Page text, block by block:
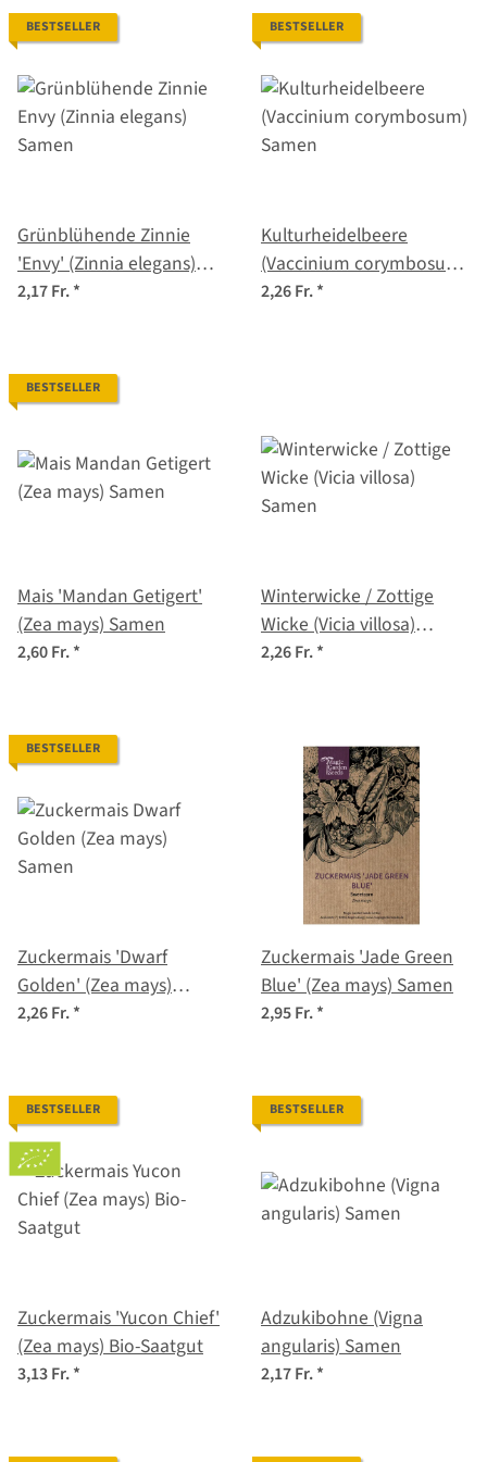
BESTSELLER
Grünblühende Zinnie
'Envy' (Zinnia elegans)
Samen
2,17 Fr.*
BESTSELLER
Kulturheidelbeere
(Vaccinium corymbosum)
Samen
2,26 Fr.*
BESTSELLER
Mais 'Mandan Getigert'
(Zea mays) Samen
2,60 Fr.*
Winterwicke / Zottige
Wicke (Vicia villosa)
Samen
2,26 Fr.*
BESTSELLER
Zuckermais 'Dwarf
Golden' (Zea mays)
Samen
2,26 Fr.*
Zuckermais 'Jade Green
Blue' (Zea mays) Samen
2,95 Fr.*
BESTSELLER
Zuckermais 'Yucon Chief'
(Zea mays) Bio-Saatgut
3,13 Fr.*
BESTSELLER
Adzukibohne (Vigna
angularis) Samen
2,17 Fr.*